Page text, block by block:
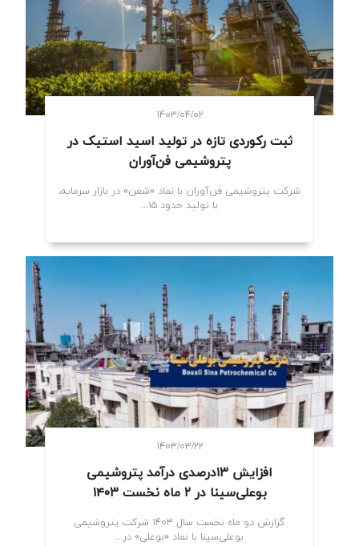
۱۴۰۳/۰۴/۰۲
ثبت رکوردی تازه در تولید اسید استیک در
پتروشیمی فن‌آوران
شرکت پتروشیمی فن‌آوران با نماد «شفن» در بازار سرمایه،
با تولید حدود ۱۵...
۱۴۰۳/۰۳/۲۲
افزایش ۱۳درصدی درآمد پتروشیمی
بوعلی‌سینا در ۲ ماه نخست ۱۴۰۳
گزارش دو ماه نخست سال ۱۴۰۳ شرکت پتروشیمی
بوعلی‌سینا با نماد «بوعلی» در...